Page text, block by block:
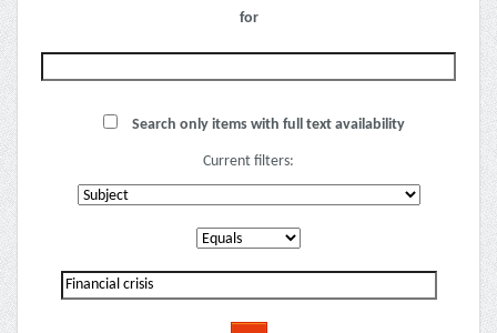
for
Search only items with full text availability
Current filters: